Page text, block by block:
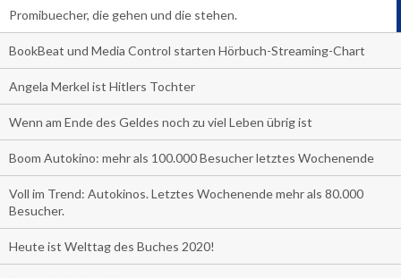
Promibuecher, die gehen und die stehen.
BookBeat und Media Control starten Hörbuch-Streaming-Chart
Angela Merkel ist Hitlers Tochter
Wenn am Ende des Geldes noch zu viel Leben übrig ist
Boom Autokino: mehr als 100.000 Besucher letztes Wochenende
Voll im Trend: Autokinos. Letztes Wochenende mehr als 80.000
Besucher.
Heute ist Welttag des Buches 2020!